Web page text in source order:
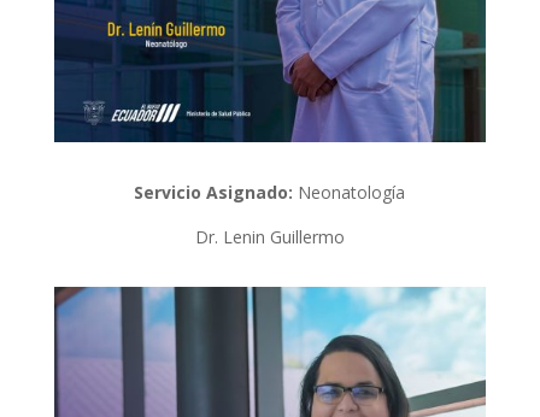
Servicio Asignado: Neonatología
Dr. Lenin Guillermo